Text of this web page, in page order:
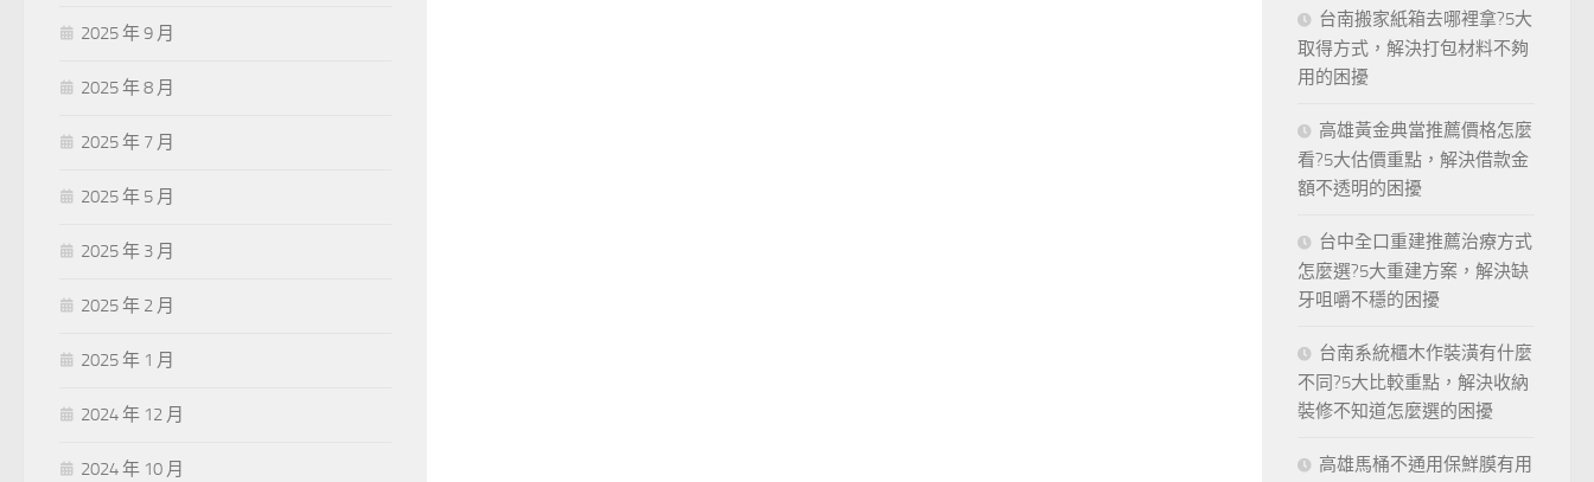
2025 年 9 月
2025 年 8 月
2025 年 7 月
2025 年 5 月
2025 年 3 月
2025 年 2 月
2025 年 1 月
2024 年 12 月
2024 年 10 月
台南搬家紙箱去哪裡拿?5大
取得方式，解決打包材料不夠
用的困擾
高雄黃金典當推薦價格怎麼
看?5大估價重點，解決借款金
額不透明的困擾
台中全口重建推薦治療方式
怎麼選?5大重建方案，解決缺
牙咀嚼不穩的困擾
台南系統櫃木作裝潢有什麼
不同?5大比較重點，解決收納
裝修不知道怎麼選的困擾
高雄馬桶不通用保鮮膜有用